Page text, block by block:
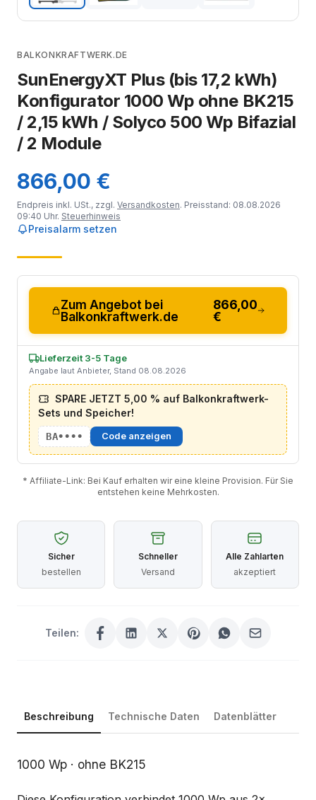
BALKONKRAFTWERK.DE
SunEnergyXT Plus (bis 17,2 kWh)
Konfigurator 1000 Wp ohne BK215
/ 2,15 kWh / Solyco 500 Wp Bifazial
/ 2 Module
866,00 €
Endpreis inkl. USt., zzgl. Versandkosten. Preisstand: 08.08.2026
09:40 Uhr. Steuerhinweis
Preisalarm setzen
Zum Angebot bei
Balkonkraftwerk.de
866,00
€
Lieferzeit 3-5 Tage
Angabe laut Anbieter, Stand 08.08.2026
SPARE JETZT 5,00 % auf Balkonkraftwerk-
Sets und Speicher!
BA•••• Code anzeigen
* Affiliate-Link: Bei Kauf erhalten wir eine kleine Provision. Für Sie
entstehen keine Mehrkosten.
Sicher
bestellen
Schneller
Versand
Alle Zahlarten
akzeptiert
Teilen:
Beschreibung Technische Daten Datenblätter
Beschreibung
1000 Wp · ohne BK215